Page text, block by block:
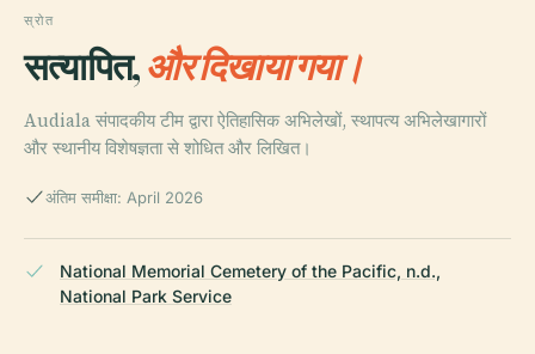
स्रोत
सत्यापित,और दिखाया गया।
Audiala संपादकीय टीम द्वारा ऐतिहासिक अभिलेखों, स्थापत्य अभिलेखागारों
और स्थानीय विशेषज्ञता से शोधित और लिखित।
अंतिम समीक्षा: April 2026
National Memorial Cemetery of the Pacific, n.d.,
National Park Service